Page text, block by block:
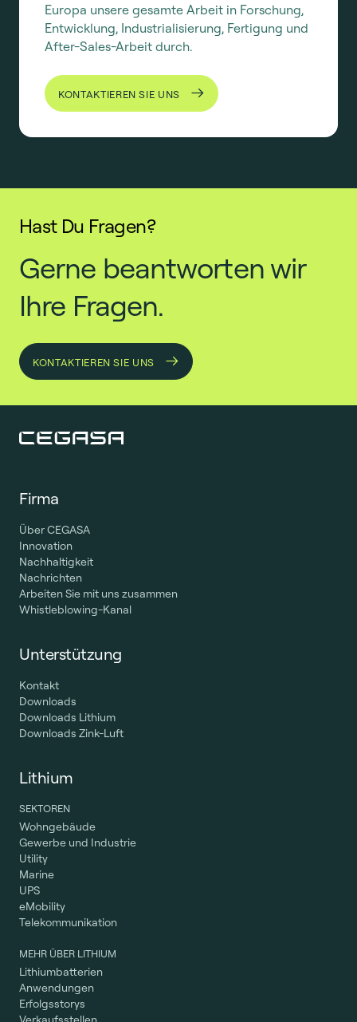
Europa unsere gesamte Arbeit in Forschung,
Entwicklung, Industrialisierung, Fertigung und
After-Sales-Arbeit durch.
KONTAKTIEREN SIE UNS
Hast Du Fragen?
Gerne beantworten wir
Ihre Fragen.
KONTAKTIEREN SIE UNS
Firma
Über CEGASA
Innovation
Nachhaltigkeit
Nachrichten
Arbeiten Sie mit uns zusammen
Whistleblowing-Kanal
Unterstützung
Kontakt
Downloads
Downloads Lithium
Downloads Zink-Luft
Lithium
SEKTOREN
Wohngebäude
Gewerbe und Industrie
Utility
Marine
UPS
eMobility
Telekommunikation
MEHR ÜBER LITHIUM
Lithiumbatterien
Anwendungen
Erfolgsstorys